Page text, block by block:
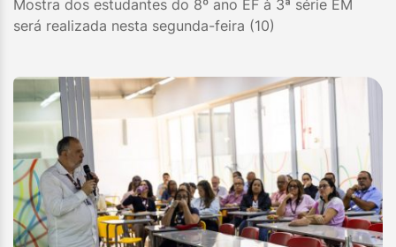
Mostra dos estudantes do 8º ano EF à 3ª série EM
será realizada nesta segunda-feira (10)